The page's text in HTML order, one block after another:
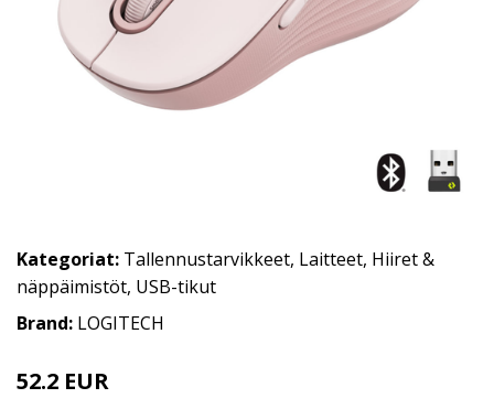
Kategoriat: Tallennustarvikkeet, Laitteet, Hiiret &
näppäimistöt, USB-tikut
Brand: LOGITECH
52.2 EUR